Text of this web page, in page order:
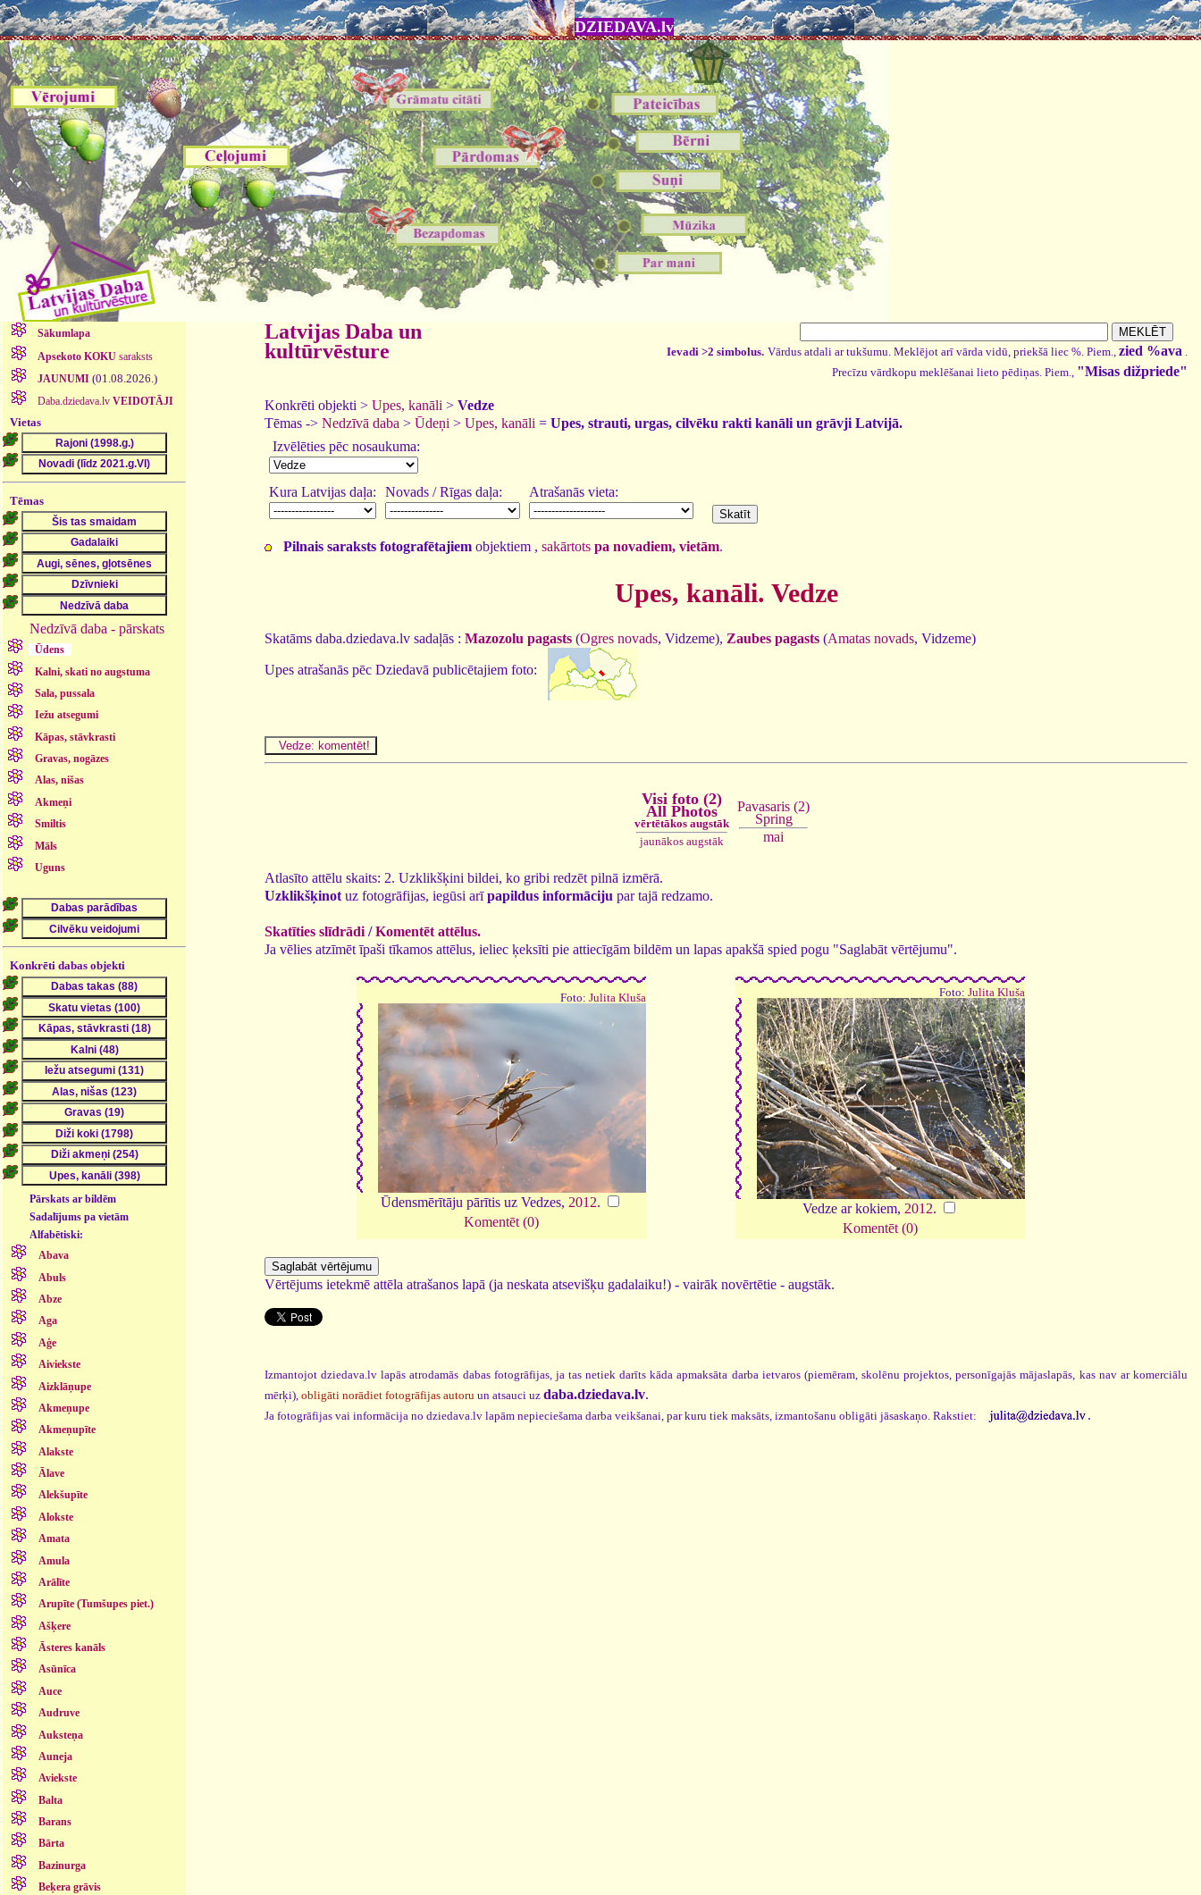
DZIEDAVA.lv
Sākumlapa
Apsekoto KOKUsaraksts
JAUNUMI (01.08.2026.)
Daba.dziedava.lv VEIDOTĀJI
Vietas
Tēmas
Nedzīvā daba - pārskats
Ūdens
Kalni, skati no augstuma
Sala, pussala
Iežu atsegumi
Kāpas, stāvkrasti
Gravas, nogāzes
Alas, nišas
Akmeņi
Smiltis
Māls
Uguns
Konkrēti dabas objekti
Pārskats ar bildēm
Sadalījums pa vietām
Alfabētiski:
Abava
Abuls
Abze
Aga
Aģe
Aiviekste
Aizklāņupe
Akmeņupe
Akmeņupīte
Alakste
Ālave
Alekšupīte
Alokste
Amata
Amula
Arālīte
Arupīte (Tumšupes piet.)
Ašķere
Āsteres kanāls
Asūnīca
Auce
Audruve
Auksteņa
Auneja
Aviekste
Balta
Barans
Bārta
Bazinurga
Beķera grāvis
Latvijas Daba un
kultūrvēsture
Ievadi >2 simbolus. Vārdus atdali ar tukšumu. Meklējot arī vārda vidū, priekšā liec %. Piem., zied %ava .
Precīzu vārdkopu meklēšanai lieto pēdiņas. Piem., "Misas dižpriede"
Konkrēti objekti > Upes, kanāli > Vedze
Tēmas -> Nedzīvā daba > Ūdeņi > Upes, kanāli = Upes, strauti, urgas, cilvēku rakti kanāli un grāvji Latvijā.
Izvēlēties pēc nosaukuma:
Kura Latvijas daļa: Novads / Rīgas daļa: Atrašanās vieta:
Pilnais saraksts fotografētajiem objektiem , sakārtots pa novadiem, vietām.
Upes, kanāli. Vedze
Skatāms daba.dziedava.lv sadaļās : Mazozolu pagasts (Ogres novads, Vidzeme), Zaubes pagasts (Amatas novads, Vidzeme)
Upes atrašanās pēc Dziedavā publicētajiem foto:
Visi foto (2)
All Photos
vērtētākos augstāk
jaunākos augstāk
Pavasaris (2)
Spring
mai
Atlasīto attēlu skaits: 2. Uzklikšķini bildei, ko gribi redzēt pilnā izmērā.
Uzklikšķinot uz fotogrāfijas, iegūsi arīpapildus informāciju par tajā redzamo.
Skatīties slīdrādi /Komentēt attēlus.
Ja vēlies atzīmēt īpaši tīkamos attēlus, ieliec ķeksīti pie attiecīgām bildēm un lapas apakšā spied pogu "Saglabāt vērtējumu".
Foto: Julita Kluša
Ūdensmērītāju pārītis uz Vedzes, 2012.
Komentēt (0)
Foto: Julita Kluša
Vedze ar kokiem, 2012.
Komentēt (0)
Vērtējums ietekmē attēla atrašanos lapā (ja neskata atsevišķu gadalaiku!) - vairāk novērtētie - augstāk.
Izmantojot dziedava.lv lapās atrodamās dabas fotogrāfijas, ja tas netiek darīts kāda apmaksāta darba ietvaros (piemēram, skolēnu projektos, personīgajās mājaslapās, kas nav ar komerciālu
mērķi), obligāti norādiet fotogrāfijas autoru un atsauci uz daba.dziedava.lv.
Ja fotogrāfijas vai informācija no dziedava.lv lapām nepieciešama darba veikšanai, par kuru tiek maksāts, izmantošanu obligāti jāsaskaņo. Rakstiet: .